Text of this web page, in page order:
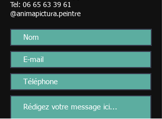
Tel: 06 65 63 39 61
@animapictura.peintre